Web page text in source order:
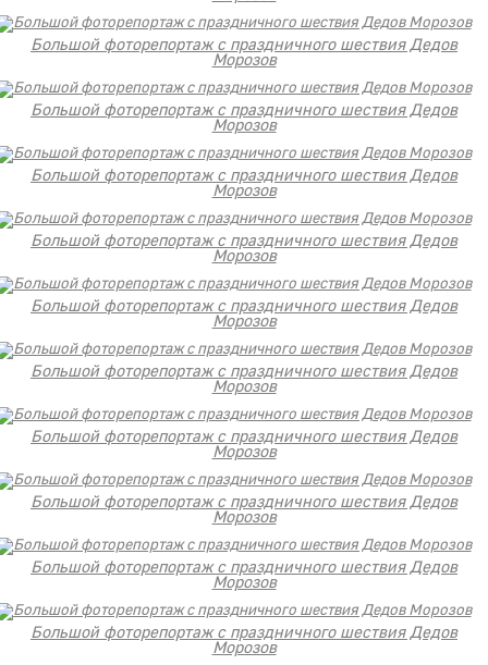
Большой фоторепортаж с праздничного шествия Дедов
Морозов
Большой фоторепортаж с праздничного шествия Дедов
Морозов
Большой фоторепортаж с праздничного шествия Дедов
Морозов
Большой фоторепортаж с праздничного шествия Дедов
Морозов
Большой фоторепортаж с праздничного шествия Дедов
Морозов
Большой фоторепортаж с праздничного шествия Дедов
Морозов
Большой фоторепортаж с праздничного шествия Дедов
Морозов
Большой фоторепортаж с праздничного шествия Дедов
Морозов
Большой фоторепортаж с праздничного шествия Дедов
Морозов
Большой фоторепортаж с праздничного шествия Дедов
Морозов